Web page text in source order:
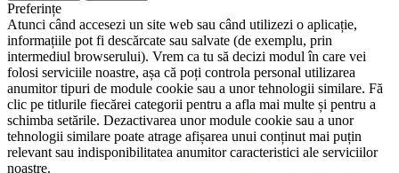
Preferințe
Atunci când accesezi un site web sau când utilizezi o aplicație,
informațiile pot fi descărcate sau salvate (de exemplu, prin
intermediul browserului). Vrem ca tu să decizi modul în care vei
folosi serviciile noastre, așa că poți controla personal utilizarea
anumitor tipuri de module cookie sau a unor tehnologii similare. Fă
clic pe titlurile fiecărei categorii pentru a afla mai multe și pentru a
schimba setările. Dezactivarea unor module cookie sau a unor
tehnologii similare poate atrage afișarea unui conținut mai puțin
relevant sau indisponibilitatea anumitor caracteristici ale serviciilor
noastre.